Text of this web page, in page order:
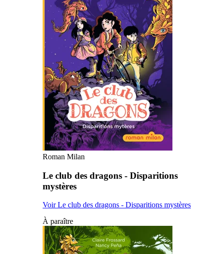
Roman Milan
Le club des dragons - Disparitions
mystères
Voir Le club des dragons - Disparitions mystères
À paraître